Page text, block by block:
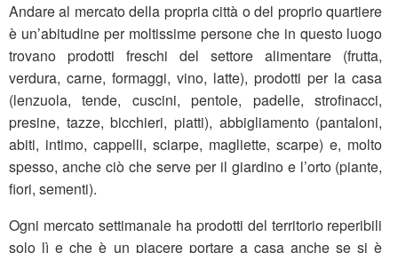
Andare al mercato della propria città o del proprio quartiere
è un’abitudine per moltissime persone che in questo luogo
trovano prodotti freschi del settore alimentare (frutta,
verdura, carne, formaggi, vino, latte), prodotti per la casa
(lenzuola, tende, cuscini, pentole, padelle, strofinacci,
presine, tazze, bicchieri, piatti), abbigliamento (pantaloni,
abiti, intimo, cappelli, sciarpe, magliette, scarpe) e, molto
spesso, anche ciò che serve per il giardino e l’orto (piante,
fiori, sementi).
Ogni mercato settimanale ha prodotti del territorio reperibili
solo lì e che è un piacere portare a casa anche se si è